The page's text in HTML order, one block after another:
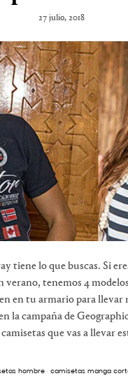
27 julio, 2018
tiene lo que buscas. Si
verano, tenemos 4
en tu armario para llevar
la campaña de
que vas a llevar
hombre· camisetas manga